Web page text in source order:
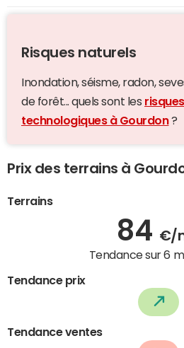
Risques naturels
Inondation, séisme, radon,
de forêt... quels sont les
technologiques à Gourdon?
Prix des terrains à
Terrains
84 €/
Tendance sur 6
Tendance prix
Tendance ventes